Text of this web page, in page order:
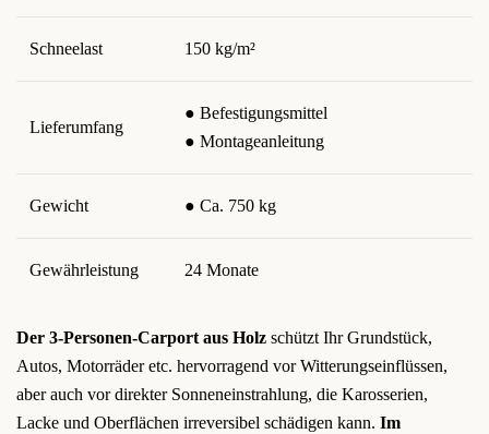
Schneelast 150 kg/m²
Lieferumfang
● Befestigungsmittel
● Montageanleitung
Gewicht ● Ca. 750 kg
Gewährleistung 24 Monate
Der 3-Personen-Carport aus Holz schützt Ihr Grundstück,
Autos, Motorräder etc. hervorragend vor Witterungseinflüssen,
aber auch vor direkter Sonneneinstrahlung, die Karosserien,
Lacke und Oberflächen irreversibel schädigen kann. Im